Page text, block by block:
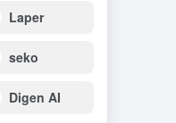
Laper
seko
Digen AI